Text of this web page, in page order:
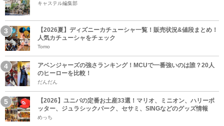
キャステル編集部
【2026夏】ディズニーカチューシャ一覧！販売状況&値段まとめ！
人気カチューシャをチェック
Tomo
アベンジャーズの強さランキング！MCUで一番強いのは誰？20人
のヒーローを比較！
だんだん
【2026】ユニバの定番お土産33選！マリオ、ミニオン、ハリーポ
ッター、ジュラシックパーク、セサミ、SINGなどのグッズ情報
めっち